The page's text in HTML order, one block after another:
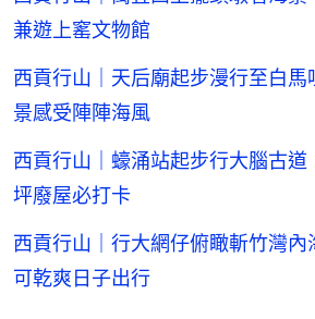
兼遊上窰文物館
西貢行山｜天后廟起步漫行至白
景感受陣陣海風
西貢行山｜蠔涌站起步行大腦古
坪廢屋必打卡
西貢行山｜行大網仔俯瞰斬竹灣
可乾爽日子出行